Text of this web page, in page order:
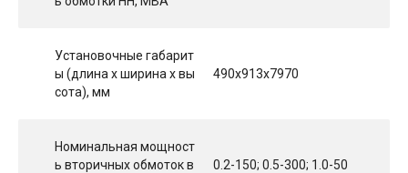
Установочные габарит
ы (длина х ширина х вы
сота), мм
490x913x7970
Номинальная мощност
ь вторичных обмоток в
0.2-150; 0.5-300; 1.0-50